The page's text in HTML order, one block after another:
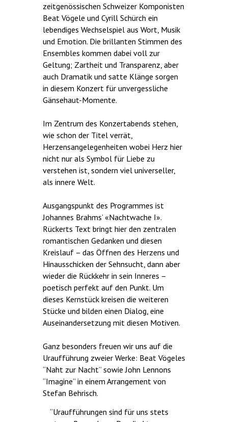
zeitgenössischen Schweizer Komponisten
Beat Vögele und Cyrill Schürch ein
lebendiges Wechselspiel aus Wort, Musik
und Emotion. Die brillanten Stimmen des
Ensembles kommen dabei voll zur
Geltung; Zartheit und Transparenz, aber
auch Dramatik und satte Klänge sorgen
in diesem Konzert für unvergessliche
Gänsehaut-Momente.
Im Zentrum des Konzertabends stehen,
wie schon der Titel verrät,
Herzensangelegenheiten wobei Herz hier
nicht nur als Symbol für Liebe zu
verstehen ist, sondern viel universeller,
als innere Welt.
Ausgangspunkt des Programmes ist
Johannes Brahms’ «Nachtwache I».
Rückerts Text bringt hier den zentralen
romantischen Gedanken und diesen
Kreislauf – das Öffnen des Herzens und
Hinausschicken der Sehnsucht, dann aber
wieder die Rückkehr in sein Inneres –
poetisch perfekt auf den Punkt. Um
dieses Kernstück kreisen die weiteren
Stücke und bilden einen Dialog, eine
Auseinandersetzung mit diesen Motiven.
Ganz besonders freuen wir uns auf die
Uraufführung zweier Werke: Beat Vögeles
“Naht zur Nacht” sowie John Lennons
“Imagine” in einem Arrangement von
Stefan Behrisch.
“Uraufführungen sind für uns stets